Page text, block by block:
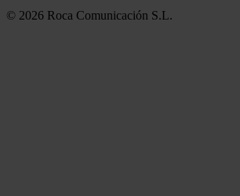
© 2026 Roca Comunicación S.L.